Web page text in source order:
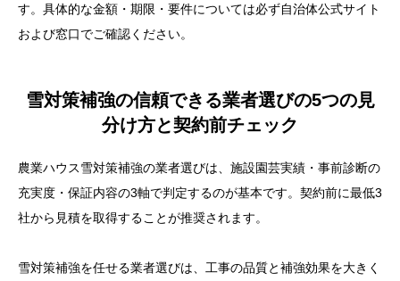
す。具体的な金額・期限・要件については必ず自治体公式サイト
および窓口でご確認ください。
雪対策補強の信頼できる業者選びの5つの見
分け方と契約前チェック
農業ハウス雪対策補強の業者選びは、施設園芸実績・事前診断の
充実度・保証内容の3軸で判定するのが基本です。契約前に最低3
社から見積を取得することが推奨されます。
雪対策補強を任せる業者選びは、工事の品質と補強効果を大きく